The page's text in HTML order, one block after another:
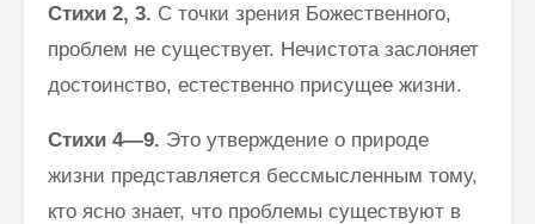
Стихи 2, 3. С точки зрения Божественного,
проблем не существует. Нечистота заслоняет
достоинство, естественно присущее жизни.
Стихи 4—9. Это утверждение о природе
жизни представляется бес­смысленным тому,
кто ясно знает, что проблемы существуют в